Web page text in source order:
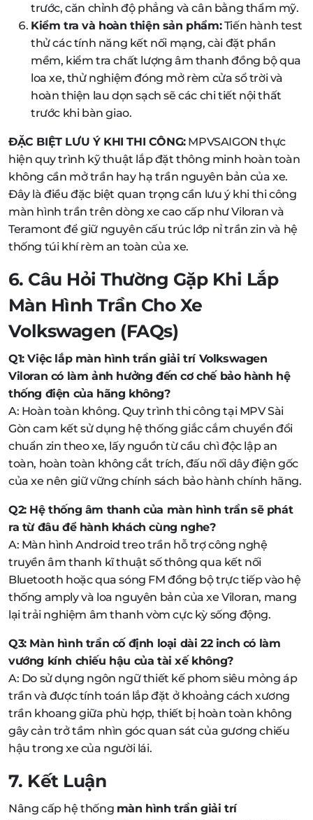
trước, căn chỉnh độ phẳng và cân bằng thẩm mỹ.
Kiểm tra và hoàn thiện sản phẩm:Tiến hành test
thử các tính năng kết nối mạng, cài đặt phần
mềm, kiểm tra chất lượng âm thanh đồng bộ qua
loa xe, thử nghiệm đóng mở rèm cửa sổ trời và
hoàn thiện lau dọn sạch sẽ các chi tiết nội thất
trước khi bàn giao.
ĐẶC BIỆT LƯU Ý KHI THI CÔNG:MPVSAIGON thực
hiện quy trình kỹ thuật lắp đặt thông minh hoàn toàn
không cần mở trần hay hạ trần nguyên bản của xe.
Đây là điều đặc biệt quan trọng cần lưu ý khi thi công
màn hình trần trên dòng xe cao cấp như Viloran và
Teramont để giữ nguyên cấu trúc lớp nỉ trần zin và hệ
thống túi khí rèm an toàn của xe.
6. Câu Hỏi Thường Gặp Khi Lắp
Màn Hình Trần Cho Xe
Volkswagen (FAQs)
Q1: Việc lắp màn hình trần giải trí Volkswagen
Viloran có làm ảnh hưởng đến cơ chế bảo hành hệ
thống điện của hãng không?
A: Hoàn toàn không. Quy trình thi công tại MPV Sài
Gòn cam kết sử dụng hệ thống giắc cắm chuyển đổi
chuẩn zin theo xe, lấy nguồn từ cầu chì độc lập an
toàn, hoàn toàn không cắt trích, đấu nối dây điện gốc
của xe nên giữ vững chính sách bảo hành chính hãng.
Q2: Hệ thống âm thanh của màn hình trần sẽ phát
ra từ đâu để hành khách cùng nghe?
A: Màn hình Android treo trần hỗ trợ công nghệ
truyền âm thanh kĩ thuật số thông qua kết nối
Bluetooth hoặc qua sóng FM đồng bộ trực tiếp vào hệ
thống amply và loa nguyên bản của xe Viloran, mang
lại trải nghiệm âm thanh vòm cực kỳ sống động.
Q3: Màn hình trần cố định loại dài 22 inch có làm
vướng kính chiếu hậu của tài xế không?
A: Do sử dụng ngôn ngữ thiết kế phom siêu mỏng áp
trần và được tính toán lắp đặt ở khoảng cách xương
trần khoang giữa phù hợp, thiết bị hoàn toàn không
gây cản trở tầm nhìn góc quan sát của gương chiếu
hậu trong xe của người lái.
7. Kết Luận
Nâng cấp hệ thống màn hình trần giải trí